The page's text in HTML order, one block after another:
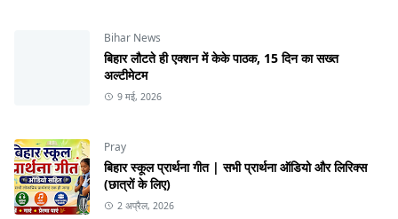
Bihar News
बिहार लौटते ही एक्शन में केके पाठक, 15 दिन का सख्त
अल्टीमेटम
9 मई, 2026
Pray
बिहार स्कूल प्रार्थना गीत | सभी प्रार्थना ऑडियो और लिरिक्स
(छात्रों के लिए)
2 अप्रैल, 2026